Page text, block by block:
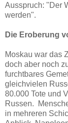
Ausspruch: "Der
werden".
Die Eroberung
Moskau war das
doch aber noch
furchtbares
gleichvielen
80.000 Tote und
Russen.
in mehreren